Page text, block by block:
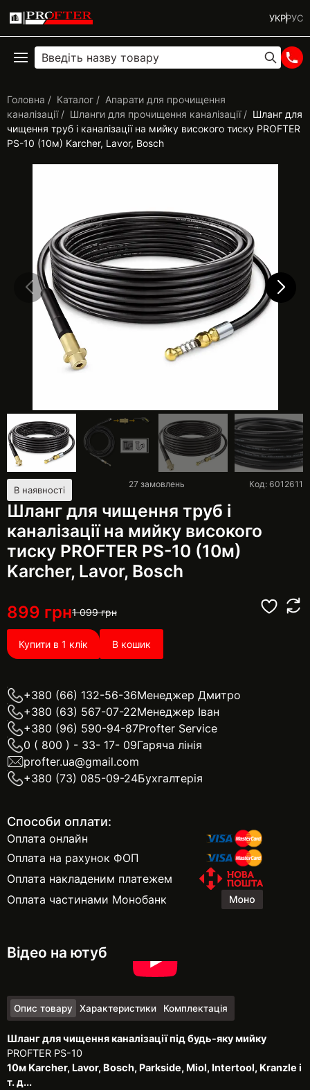
УКРРУС
Головна Каталог
Апарати для прочищення
каналізації
Шланги для прочищення каналізації
Шланг для
чищення труб і каналізації на мийку високого тиску PROFTER
PS-10 (10м) Karcher, Lavor, Воѕсһ
В наявності
Шланг для чищення труб і
каналізації на мийку високого
тиску PROFTER PS-10 (10м)
Karcher, Lavor, Воѕсһ
Код: 6012611
27 замовлень
899 грн1 099грн
Купити в 1 клік В кошик
+380 (66) 132-56-36Менеджер Дмитро
+380 (63) 567-07-22Менеджер Іван
+380 (96) 590-94-87Profter Service
0 ( 800 ) - 33- 17- 09Гаряча лінія
profter.ua@gmail.com
+380 (73) 085-09-24Бухгалтерія
Способи оплати:
Оплата онлайн
Оплата на рахунок ФОП
Оплата накладеним платежем
Оплата частинами Монобанк
Відео на ютуб
Опис товару Характеристики Комплектація
Шланг для чищення каналізації під будь-яку мийку
PROFTER PS-10
10м Karcher, Lavor, Bosсһ, Parkside, Miol, Intertool, Kranzle і
т. д...